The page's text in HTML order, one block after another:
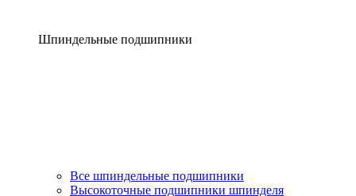
Шпиндельные подшипники
Все шпиндельные подшипники
Высокоточные подшипники шпинделя